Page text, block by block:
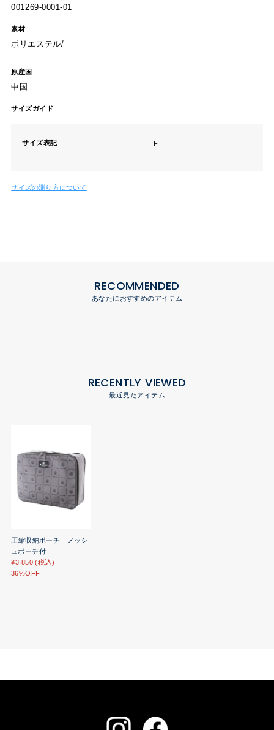
001269-0001-01
素材
ポリエステル/
原産国
中国
サイズガイド
サイズ表記 F
サイズの測り方について
RECOMMENDED
あなたにおすすめのアイテム
RECENTLY VIEWED
最近見たアイテム
圧縮収納ポーチ メッシ
ュポーチ付
¥3,850 (税込)
36%OFF